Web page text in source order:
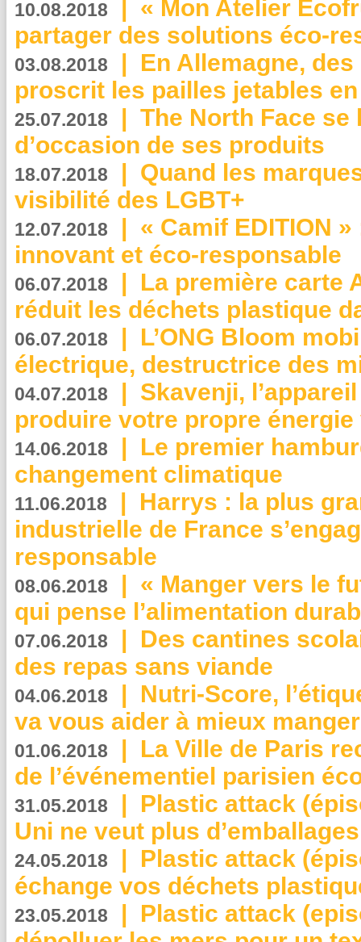
10.08.2018 | « Mon Atelier
partager des solutions éco-
03.08.2018 | En Allemagne,
proscrit les pailles jetables
25.07.2018 | The North Face se
d’occasion de ses produits
18.07.2018 | Quand les
visibilité des LGBT+
12.07.2018 | « Camif EDITION
innovant et éco-responsable
06.07.2018 | La première carte
réduit les déchets plastique
06.07.2018 | L’ONG Bloom
électrique, destructrice des
04.07.2018 | Skavenji,
produire votre propre
14.06.2018 | Le premier
changement climatique
11.06.2018 | Harrys : la plus
industrielle de France
responsable
08.06.2018 | « Manger vers le
qui pense l’alimentation
07.06.2018 | Des cantines
des repas sans viande
04.06.2018 | Nutri-Score,
va vous aider à mieux
01.06.2018 | La Ville de Paris
de l’événementiel parisien
31.05.2018 | Plastic attack
Uni ne veut plus
24.05.2018 | Plastic attack
échange vos déchets
23.05.2018 | Plastic attack